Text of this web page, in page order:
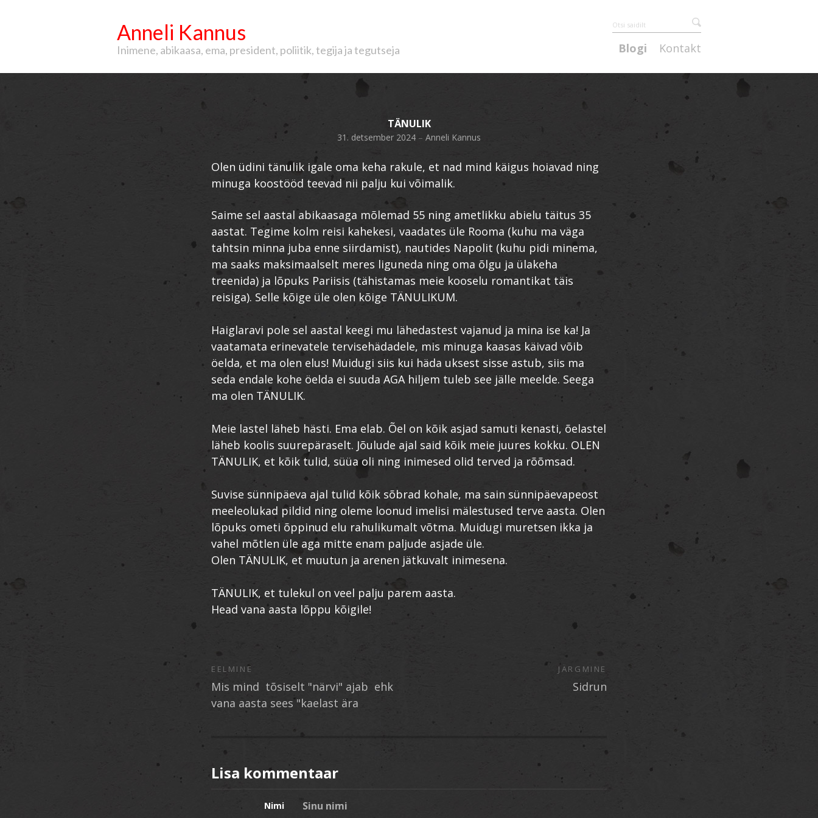
Anneli Kannus
Inimene, abikaasa, ema, president, poliitik, tegija ja tegutseja Blogi Kontakt
TÄNULIK
31. detsember 2024 – Anneli Kannus
Olen üdini tänulik igale oma keha rakule, et nad mind käigus hoiavad ning
minuga koostööd teevad nii palju kui võimalik.
Saime sel aastal abikaasaga mõlemad 55 ning ametlikku abielu täitus 35
aastat. Tegime kolm reisi kahekesi, vaadates üle Rooma (kuhu ma väga
tahtsin minna juba enne siirdamist), nautides Napolit (kuhu pidi minema,
ma saaks maksimaalselt meres liguneda ning oma õlgu ja ülakeha
treenida) ja lõpuks Pariisis (tähistamas meie kooselu romantikat täis
reisiga). Selle kõige üle olen kõige TÄNULIKUM.
Haiglaravi pole sel aastal keegi mu lähedastest vajanud ja mina ise ka! Ja
vaatamata erinevatele tervisehädadele, mis minuga kaasas käivad võib
öelda, et ma olen elus! Muidugi siis kui häda uksest sisse astub, siis ma
seda endale kohe öelda ei suuda AGA hiljem tuleb see jälle meelde. Seega
ma olen TÄNULIK.
Meie lastel läheb hästi. Ema elab. Õel on kõik asjad samuti kenasti, õelastel
läheb koolis suurepäraselt. Jõulude ajal said kõik meie juures kokku. OLEN
TÄNULIK, et kõik tulid, süüa oli ning inimesed olid terved ja rõõmsad.
Suvise sünnipäeva ajal tulid kõik sõbrad kohale, ma sain sünnipäevapeost
meeleolukad pildid ning oleme loonud imelisi mälestused terve aasta. Olen
lõpuks ometi õppinud elu rahulikumalt võtma. Muidugi muretsen ikka ja
vahel mõtlen üle aga mitte enam paljude asjade üle.
Olen TÄNULIK, et muutun ja arenen jätkuvalt inimesena.
TÄNULIK, et tulekul on veel palju parem aasta.
Head vana aasta lõppu kõigile!
EELMINE
Mis mind tõsiselt "närvi" ajab ehk
vana aasta sees "kaelast ära
JÄRGMINE
Sidrun
Lisa kommentaar
Nimi